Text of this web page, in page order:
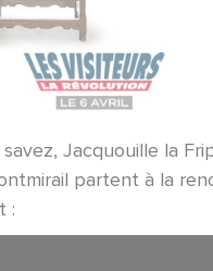
Jacquouille la
partent à la
: